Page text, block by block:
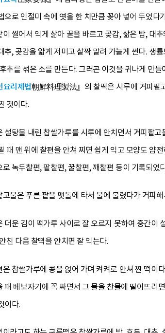
으로 인절미 속에 엿을 한 치만큼 꽂아 넣어 두었
이 썰어서 익게 삶아 꿀을 바르고 곶감, 삶은 밤, 대
추, 곶감을 얇게 저미고 살짝 말려 가늘게 썬다. 생
추를 섞은 소를 만든다. 그러곤 이것을 귀나게 만
요리제법朝鮮料理製法』의 찰떡은 시루에 거피팥
것이다.
설탕물 내린 찹쌀가루를 시루에 안치면서 거피팥
때 맨 위에 찰편을 안쳐 찌면 쉽게 익고 모양도 얌
로 녹두찰편, 팥찰편, 꿀찰편, 깨찰편 등이 기록되었
고물은 푸른 팥을 맷돌에 타서 물에 불렸다가 거피
더운 김이 떡가루 사이로 잘 오르지 못하여 중간이
친 다음 찰떡을 안치면 잘 익는다.
은 찹쌀가루에 콩을 얹어 가며 켜켜로 안쳐 찐 떡이
때 베보자기에 꼭 짜면서 그 물을 찬물에 떨어뜨리
이다.